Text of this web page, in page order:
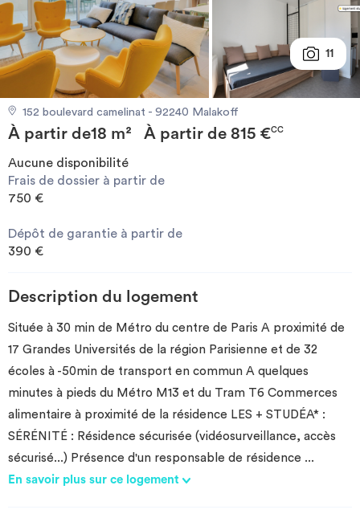
Villes
Investir
Blog
11
152 boulevard camelinat - 92240 Malakoff
À partir de18 m² À partir de 815 €CC
Aucune disponibilité
Frais de dossier à partir de
750 €
Dépôt de garantie à partir de
390 €
Description du logement
Située à 30 min de Métro du centre de Paris A proximité de
17 Grandes Universités de la région Parisienne et de 32
écoles à -50min de transport en commun A quelques
minutes à pieds du Métro M13 et du Tram T6 Commerces
alimentaire à proximité de la résidence LES + STUDÉA* :
SÉRÉNITÉ : Résidence sécurisée (vidéosurveillance, accès
sécurisé...) Présence d'un responsable de résidence ...
En savoir plus sur ce logement